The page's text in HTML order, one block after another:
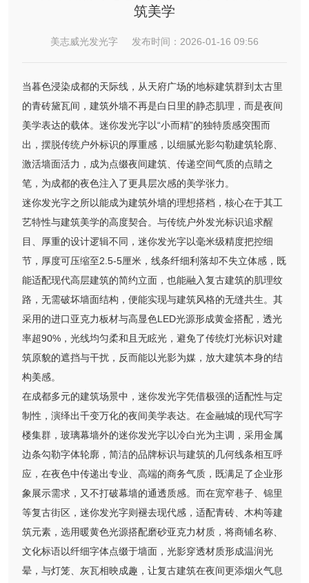
筑美学
美志威光发光字 发布时间：2026-01-16 09:56
当暮色浸染成都的天际线，从天府广场的地标建筑群到太古里
的青砖黛瓦间，建筑外墙不再是白日里的静态肌理，而是夜间
美学表达的载体。迷你发光字以“小而精”的独特质感突围而
出，摆脱传统户外标识的厚重感，以细腻光影勾勒建筑轮廓、
激活墙面活力，成为点缀夜间建筑、传递空间气质的点睛之
笔，为成都的夜色注入了更具层次感的美学张力。
迷你发光字之所以能成为建筑外墙的理想搭档，核心在于其工
艺特性与建筑美学的高度契合。与传统户外发光标识追求醒
目、厚重的设计逻辑不同，迷你发光字以毫米级精度把控细
节，厚度可压缩至2.5-5厘米，线条纤细利落却不失立体感，既
能适配现代高层建筑的简约立面，也能融入复古建筑的肌理纹
路，无需破坏墙面结构，便能实现与建筑风格的无缝共生。其
采用的进口亚克力板材与高显色LED光源形成黄金搭配，透光
率超90%，光线均匀柔和且无眩光，避免了传统灯光标识对建
筑原貌的遮挡与干扰，反而能以光影为媒，放大建筑本身的结
构美感。
在成都多元的建筑场景中，迷你发光字凭借极强的适配性与定
制性，演绎出千变万化的夜间美学表达。在金融城的现代写字
楼集群，玻璃幕墙外的迷你发光字以冷白光为主调，采用金属
边条勾勒字体轮廓，简洁的品牌标识与建筑的几何线条相互呼
应，在夜色中传递出专业、高端的商务气质，既满足了企业形
象展示需求，又不打破幕墙的通透质感。而在宽窄巷子、锦里
等复古街区，迷你发光字则褪去现代感，适配青砖、木构等建
筑元素，选用暖黄色光源搭配磨砂亚克力材质，将商铺名称、
文化标语以纤细字体点缀于墙面，光影穿透材质形成温润光
晕，与灯笼、灰瓦相映成趣，让复古建筑在夜间更添烟火气息